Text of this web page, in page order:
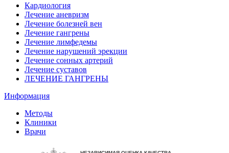
Кардиология
Лечение аневризм
Лечение болезней вен
Лечение гангрены
Лечение лимфедемы
Лечение нарушений эрекции
Лечение сонных артерий
Лечение суставов
ЛЕЧЕНИЕ ГАНГРЕНЫ
Информация
Методы
Клиники
Врачи